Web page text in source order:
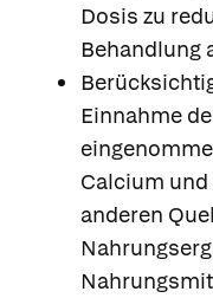
Dosis zu
Behandlung
Einnahme
Calcium und
anderen